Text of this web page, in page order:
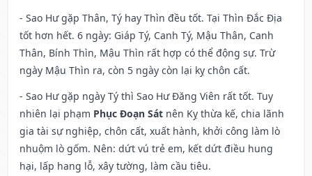
- Sao Hư gặp Thân, Tý hay Thìn đều tốt. Tại Thìn Đắc Địa
tốt hơn hết. 6 ngày: Giáp Tý, Canh Tý, Mậu Thân, Canh
Thân, Bính Thìn, Mậu Thìn rất hợp có thể động sự. Trừ
ngày Mậu Thìn ra, còn 5 ngày còn lại kỵ chôn cất.
- Sao Hư gặp ngày Tý thì Sao Hư Đăng Viên rất tốt. Tuy
nhiên lại phạm Phục Đoạn Sát nên Kỵ thừa kế, chia lãnh
gia tài sự nghiệp, chôn cất, xuất hành, khởi công làm lò
nhuộm lò gốm. Nên: dứt vú trẻ em, kết dứt điều hung
hại, lấp hang lỗ, xây tường, làm cầu tiêu.